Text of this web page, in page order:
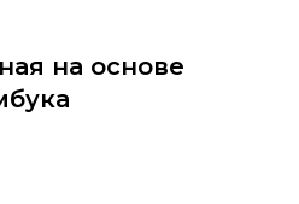
на основе